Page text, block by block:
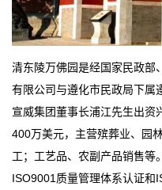
清东陵万佛园是经国家民政部
有限公司与遵化市民政局下属
宣威集团董事长浦江先生出资
400万美元，主营殡葬业、园
工；工艺品、农副产品销售等
ISO9001质量管理体系认证和